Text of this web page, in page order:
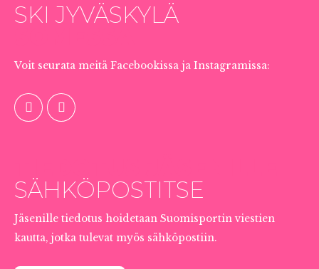
SKI JYVÄSKYLÄ
Voit seurata meitä Facebookissa ja Instagramissa:
SÄHKÖPOSTITSE
Jäsenille tiedotus hoidetaan Suomisportin viestien
kautta, jotka tulevat myös sähköpostiin.